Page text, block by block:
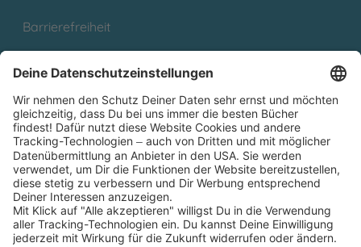
Barrierefreiheit
Partnerprogramm (Affiliate)
Folge uns auf
* Versandkostenfrei ab 9,00 € Bestellwert innerhalb